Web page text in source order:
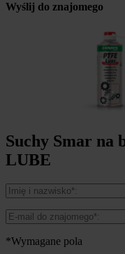
Wyślij do znajomego
Suchy Smar na
LUBE
*Wymagane pola